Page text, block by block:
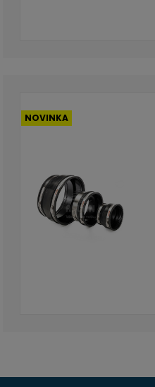
NOVINKA